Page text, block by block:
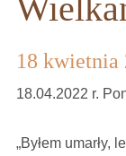
18 kwietnia
18.04.2022 r.
„Byłem umarły,